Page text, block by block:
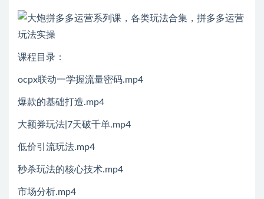
课程目录：
ocpx联动一学握流量密码.mp4
爆款的基础打造.mp4
大额券玩法|7天破千单.mp4
低价引流玩法.mp4
秒杀玩法的核心技术.mp4
市场分析.mp4